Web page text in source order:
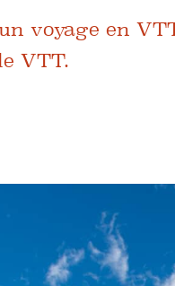
voyage en
VTT.